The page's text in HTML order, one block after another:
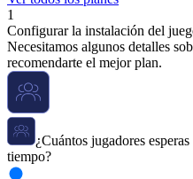
1
Configurar la instalación del
Necesitamos algunos detalles
recomendarte el mejor plan.
¿Cuántos jugadores
tiempo?